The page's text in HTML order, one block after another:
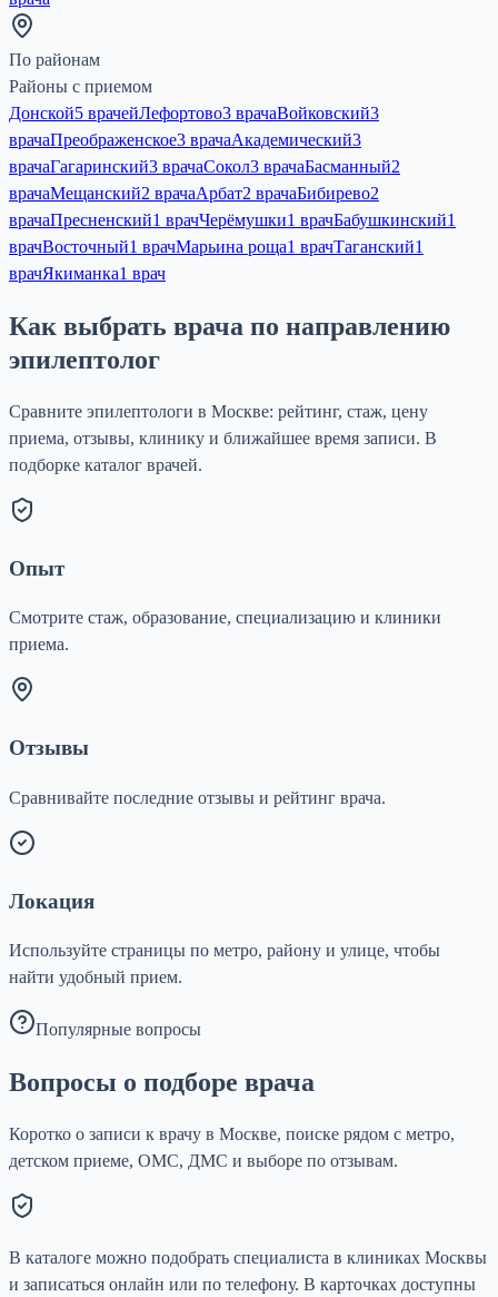
По районам
Районы с приемом
Донской5 врачейЛефортово3 врачаВойковский3
врачаПреображенское3 врачаАкадемический3
врачаГагаринский3 врачаСокол3 врачаБасманный2
врачаМещанский2 врачаАрбат2 врачаБибирево2
врачаПресненский1 врачЧерёмушки1 врачБабушкинский1
врачВосточный1 врачМарьина роща1 врачТаганский1
врачЯкиманка1 врач
Как выбрать врача по направлению
эпилептолог
Сравните эпилептологи в Москве: рейтинг, стаж, цену
приема, отзывы, клинику и ближайшее время записи. В
подборке каталог врачей.
Опыт
Смотрите стаж, образование, специализацию и клиники
приема.
Отзывы
Сравнивайте последние отзывы и рейтинг врача.
Локация
Используйте страницы по метро, району и улице, чтобы
найти удобный прием.
Популярные вопросы
Вопросы о подборе врача
Коротко о записи к врачу в Москве, поиске рядом с метро,
детском приеме, ОМС, ДМС и выборе по отзывам.
В каталоге можно подобрать специалиста в клиниках Москвы
и записаться онлайн или по телефону. В карточках доступны